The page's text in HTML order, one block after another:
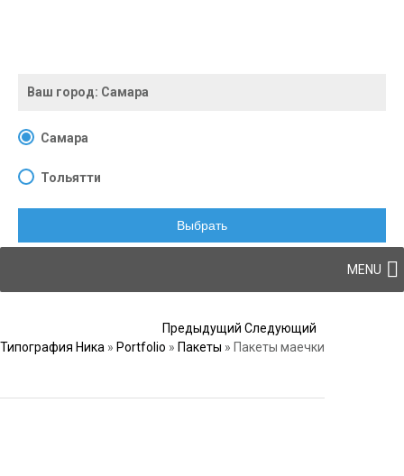
Ваш город: Самара
Самара
Тольятти
Выбрать
MENU
Предыдущий Следующий
Типография Ника » Portfolio » Пакеты » Пакеты маечки